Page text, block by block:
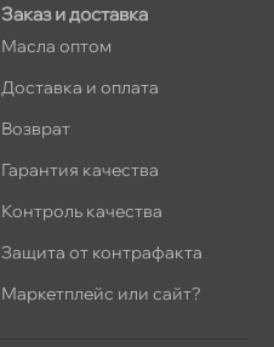
Заказ и доставка
Масла оптом
Доставка и оплата
озврат
Гарантия качества
Контроль качества
Защита от контрафакта
Маркетплейс или сайт?